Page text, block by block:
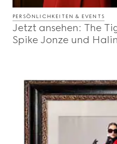
PERSÖNLICHKEITEN & EVENTS
Jetzt ansehen: The
Spike Jonze und